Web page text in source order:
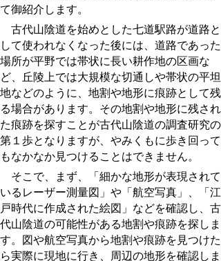
て御紹介します。
古代山陰道を始めとした七道駅路が道路と
して使われなくなった後には、道路であった
場所が平野では帯状に長い耕作地の区画な
ど、丘陵上では大規模な切通しや帯状の平坦
地などのように、地割や地形に痕跡として残
る場合があります。その地割や地形に残され
た痕跡を探すことが古代山陰道の調査研究の
第１歩となりますが、やみくもに歩き回って
もなかなか見つけることはできません。
そこで、まず、「細かな地形が表現されて
いるレーザー測量図」や「航空写真」、「江
戸時代に作成された絵図」などを確認し、古
代山陰道の可能性がある地割や痕跡を探しま
す。図や航空写真から地割や痕跡を見つけた
ら実際に現地に行き、周辺の地形を確認しま